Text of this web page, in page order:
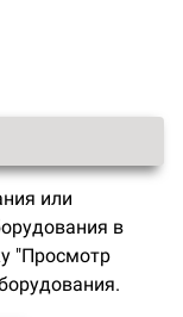
или
в
"Просмотр